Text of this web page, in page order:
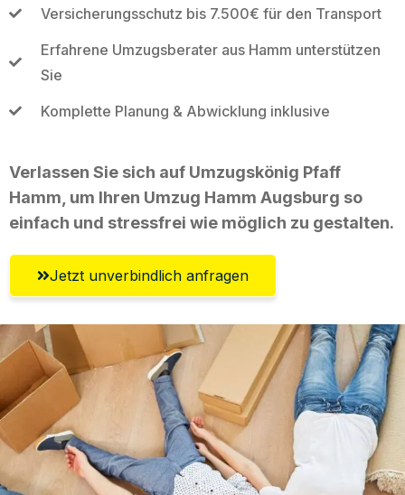
Versicherungsschutz bis 7.500€ für den Transport
Erfahrene Umzugsberater aus Hamm unterstützen
Sie
Komplette Planung & Abwicklung inklusive
Verlassen Sie sich auf Umzugskönig Pfaff
Hamm, um Ihren Umzug Hamm Augsburg so
einfach und stressfrei wie möglich zu gestalten.
Jetzt unverbindlich anfragen